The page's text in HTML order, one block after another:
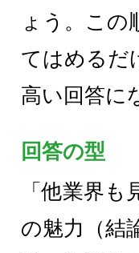
ょう。この
てはめるだ
高い回答に
回答の型
「他業界
の魅力（結